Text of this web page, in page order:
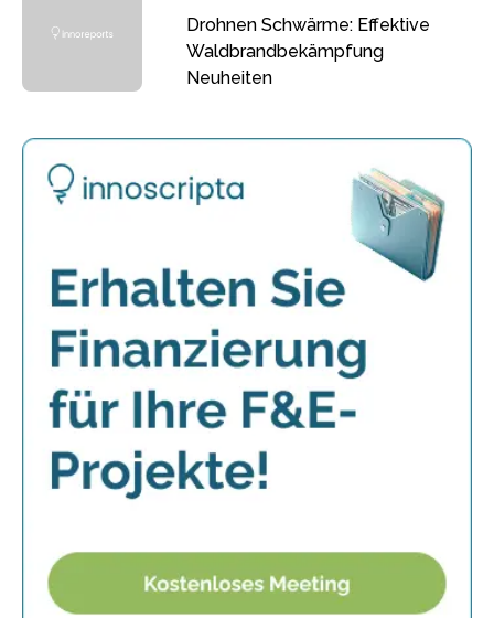
Drohnen Schwärme: Effektive
Waldbrandbekämpfung
Neuheiten